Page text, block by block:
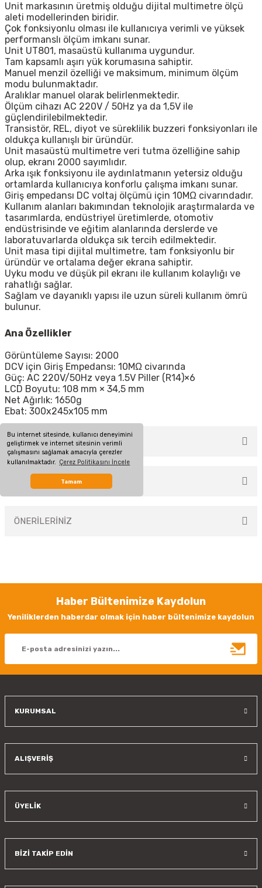
Bu internet sitesinde, kullanıcı deneyimini
geliştirmek ve internet sitesinin verimli
çalışmasını sağlamak amacıyla çerezler
kullanılmaktadır. Çerez Politikasını İncele
Tamam
Unit markasının üretmiş olduğu dijital multimetre ölçü
aleti modellerinden biridir.
Çok fonksiyonlu olması ile kullanıcıya verimli ve yüksek
performanslı ölçüm imkanı sunar.
Unit UT801 , masaüstü kullanıma uygundur.
Tam kapsamlı aşırı yük korumasına sahiptir.
Manuel menzil özelliği ve maksimum, minimum ölçüm
modu bulunmaktadır.
Aralıklar manuel olarak belirlenmektedir.
Ölçüm cihazı AC 220V / 50Hz ya da 1,5V ile
güçlendirilebilmektedir.
Transistör, REL, diyot ve süreklilik buzzeri fonksiyonları ile
oldukça kullanışlı bir üründür.
Unit masaüstü multimetre veri tutma özelliğine sahip
olup, ekranı 2000 sayımlıdır.
Arka ışık fonksiyonu ile aydınlatmanın yetersiz olduğu
ortamlarda kullanıcıya konforlu çalışma imkanı sunar.
Giriş empedansı DC voltaj ölçümü için 10MΩ civarındadır.
Kullanım alanları bakımından teknolojik araştırmalarda ve
tasarımlarda, endüstriyel üretimlerde, otomotiv
endüstrisinde ve eğitim alanlarında derslerde ve
laboratuvarlarda oldukça sık tercih edilmektedir.
Unit masa tipi dijital multimetre, tam fonksiyonlu bir
üründür ve ortalama değer ekrana sahiptir.
Uyku modu ve düşük pil ekranı ile kullanım kolaylığı ve
rahatlığı sağlar.
Sağlam ve dayanıklı yapısı ile uzun süreli kullanım ömrü
bulunur.
Ana Özellikler
Görüntüleme Sayısı: 2000
DCV için Giriş Empedansı: 10MΩ civarında
Güç: AC 220V/50Hz veya 1.5V Piller (R14)×6
LCD Boyutu: 108 mm × 34,5 mm
Net Ağırlık: 1650g
Ebat: 300x245x105 mm
MÜŞTERİ YORUMLARI
Bu ürüne ilk yorumu siz yapın!
TAKSİT SEÇENEKLERİ
ÖNERİLERİNİZ
Görüş ve önerileriniz için teşekkür ederiz.
Ürün resmi kalitesiz, bozuk veya görüntülenemiyor.
Ürün bilgilerinde hatalar bulunuyor.
Haber Bültenimize Kaydolun
Yeniliklerden haberdar olmak için haber bültenimize kaydolun
KURUMSAL
ALIŞVERİŞ
ÜYELİK
BİZİ TAKİP EDİN